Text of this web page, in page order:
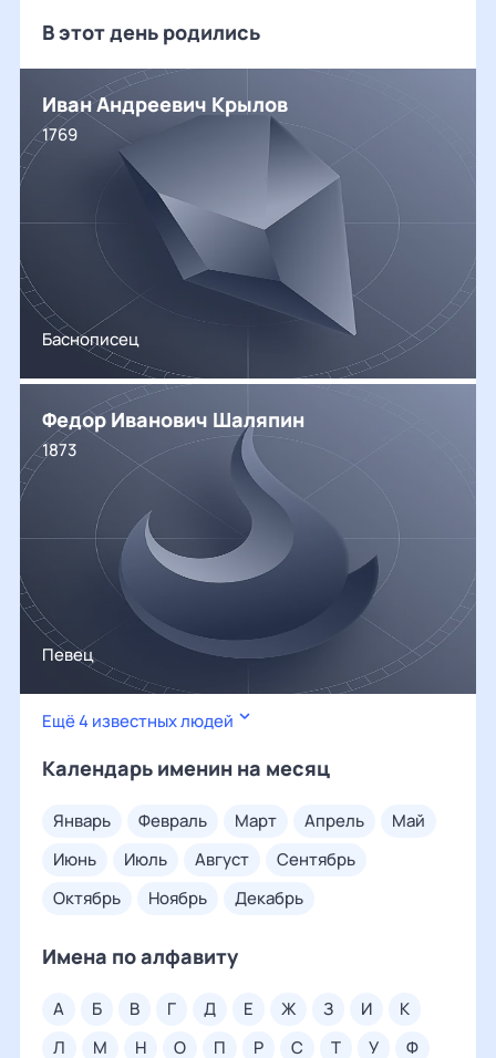
В этот день родились
Иван Андреевич Крылов
1769
Баснописец
Федор Иванович Шаляпин
1873
Певец
Ещё 4 известных людей
Календарь именин на месяц
январь февраль март апрель
май
июнь
июль август
сентябрь
октябрь
ноябрь декабрь
Имена по алфавиту
а б в г д е ж з и
к
л
м н о п р с т у ф